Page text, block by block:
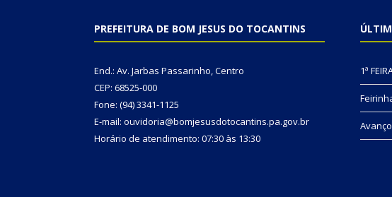
PREFEITURA DE BOM JESUS DO TOCANTINS
End.: Av. Jarbas Passarinho, Centro
CEP: 68525-000
Fone: (94) 3341-1125
E-mail: ouvidoria@bomjesusdotocantins.pa.gov.br
Horário de atendimento: 07:30 às 13:30
1ª